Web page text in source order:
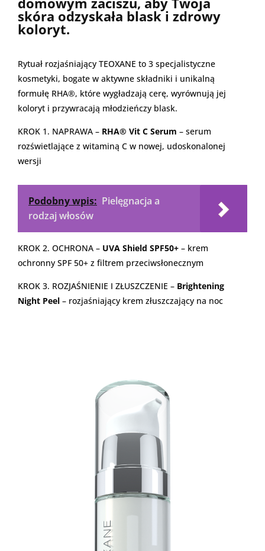
skóra odzyskała blask i zdrowy
koloryt.
Rytuał rozjaśniający TEOXANE to 3 specjalistyczne
kosmetyki, bogate w aktywne składniki i unikalną
formułę RHA®, które wygładzają cerę, wyrównują jej
koloryt i przywracają młodzieńczy blask.
KROK 1. NAPRAWA – RHA® Vit C Serum – serum
rozświetlające z witaminą C w nowej, udoskonalonej
wersji
Podobny wpis: Pielęgnacja a
rodzaj włosów
KROK 2. OCHRONA – UVA Shield SPF50+ – krem
ochronny SPF 50+ z filtrem przeciwsłonecznym
KROK 3. ROZJAŚNIENIE I ZŁUSZCZENIE – Brightening
Night Peel – rozjaśniający krem złuszczający na noc